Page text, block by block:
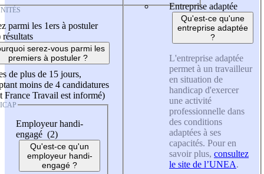
parmi les 1ers à postuler
résultats
serez-vous parmi les
premiers à postuler ?
de plus de 15 jours,
moins de 4 candidatures
France Travail est informé)
Employeur handi-
engagé (2)
Qu'est-ce qu'un
employeur handi-
engagé ?
Entreprise adaptée
Qu'est-ce qu'une
entreprise adaptée
?
L'entreprise adaptée
permet à un travailleur
en situation de
handicap d'exercer
une activité
professionnelle dans
des conditions
adaptées à ses
capacités. Pour en
savoir plus, consultez
le site de l’UNEA.